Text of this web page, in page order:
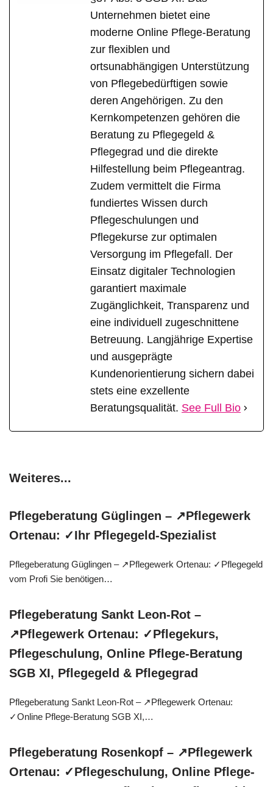
Unternehmen bietet eine
moderne Online Pflege-Beratung
zur flexiblen und
ortsunabhängigen Unterstützung
von Pflegebedürftigen sowie
deren Angehörigen. Zu den
Kernkompetenzen gehören die
Beratung zu Pflegegeld &
Pflegegrad und die direkte
Hilfestellung beim Pflegeantrag.
Zudem vermittelt die Firma
fundiertes Wissen durch
Pflegeschulungen und
Pflegekurse zur optimalen
Versorgung im Pflegefall. Der
Einsatz digitaler Technologien
garantiert maximale
Zugänglichkeit, Transparenz und
eine individuell zugeschnittene
Betreuung. Langjährige Expertise
und ausgeprägte
Kundenorientierung sichern dabei
stets eine exzellente
Beratungsqualität. See Full Bio
Weiteres...
Pflegeberatung Güglingen – ↗️Pflegewerk
Ortenau: ✓Ihr Pflegegeld-Spezialist
Pflegeberatung Güglingen – ↗️Pflegewerk Ortenau: ✓Pflegegeld
vom Profi Sie benötigen…
Pflegeberatung Sankt Leon-Rot –
↗️Pflegewerk Ortenau: ✓Pflegekurs,
Pflegeschulung, Online Pflege-Beratung
SGB XI, Pflegegeld & Pflegegrad
Pflegeberatung Sankt Leon-Rot – ↗️Pflegewerk Ortenau:
✓Online Pflege-Beratung SGB XI,…
Pflegeberatung Rosenkopf – ↗️Pflegewerk
Ortenau: ✓Pflegeschulung, Online Pflege-